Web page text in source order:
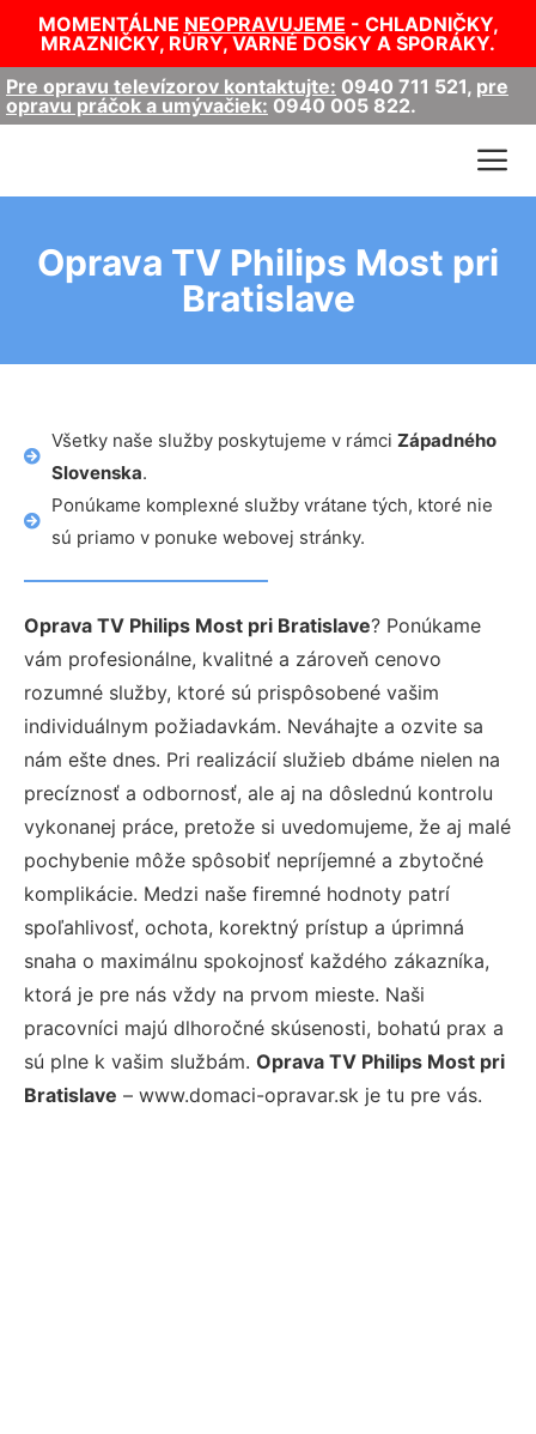
MOMENTÁLNE NEOPRAVUJEME - CHLADNIČKY,
MRAZNIČKY, RÚRY, VARNÉ DOSKY A SPORÁKY.
Pre opravu televízorov kontaktujte: 0940 711 521, pre
opravu práčok a umývačiek: 0940 005 822.
Oprava TV Philips Most pri
Bratislave
Všetky naše služby poskytujeme v rámci Západného
Slovenska.
Ponúkame komplexné služby vrátane tých, ktoré nie
sú priamo v ponuke webovej stránky.
Oprava TV Philips Most pri Bratislave? Ponúkame
vám profesionálne, kvalitné a zároveň cenovo
rozumné služby, ktoré sú prispôsobené vašim
individuálnym požiadavkám. Neváhajte a ozvite sa
nám ešte dnes. Pri realizácií služieb dbáme nielen na
precíznosť a odbornosť, ale aj na dôslednú kontrolu
vykonanej práce, pretože si uvedomujeme, že aj malé
pochybenie môže spôsobiť nepríjemné a zbytočné
komplikácie. Medzi naše firemné hodnoty patrí
spoľahlivosť, ochota, korektný prístup a úprimná
snaha o maximálnu spokojnosť každého zákazníka,
ktorá je pre nás vždy na prvom mieste. Naši
pracovníci majú dlhoročné skúsenosti, bohatú prax a
sú plne k vašim službám. Oprava TV Philips Most pri
Bratislave – www.domaci-opravar.sk je tu pre vás.